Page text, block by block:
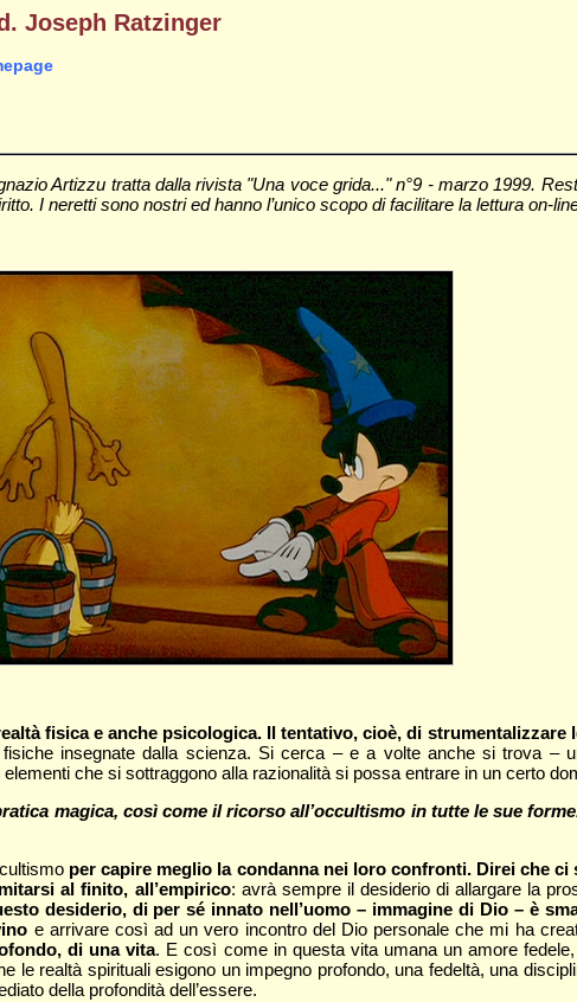
Joseph Ratzinger
Artizzu tratta dalla rivista "Una voce grida..." n°9 - marzo 1999.
I neretti sono nostri ed hanno l’unico scopo di facilitare la lettura on-
fisica e anche psicologica. Il tentativo, cioè, di
insegnate dalla scienza. Si cerca – e a volte anche si trova –
che si sottraggono alla razionalità si possa entrare in un certo
magica, così come il ricorso all’occultismo in tutte le sue
per capire meglio la condanna nei loro confronti. Direi che ci
al finito, all’empirico: avrà sempre il desiderio di allargare la
desiderio, di per sé innato nell’uomo – immagine di Dio – è
e arrivare così ad un vero incontro del Dio personale che mi ha
di una vita. E così come in questa vita umana un amore
realtà spirituali esigono un impegno profondo, una fedeltà, una
della profondità dell’essere.